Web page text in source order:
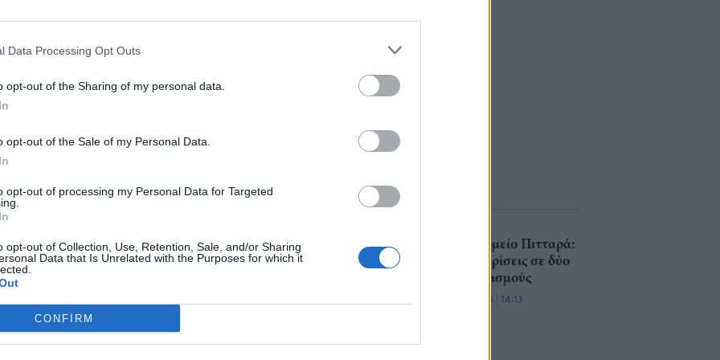
Data Processing Opt Outs
opt-out of the Sharing of my personal data.
opt-out of the Sale of my Personal Data.
opt-out of processing my Personal Data for Targeted
opt-out of Collection, Use, Retention, Sale, and/or Sharing
Data that Is Unrelated with the Purposes for which it
CONFIRM
Η ΕΤΑΔ
προκηρύσσει
Τουριστικού
Περιπτέρου
Μαραθώνα
Τυροκομείο Πιτταρά:
14 διακρίσεις σε δύο
διαγωνισμούς
22/07/26 | 14:13